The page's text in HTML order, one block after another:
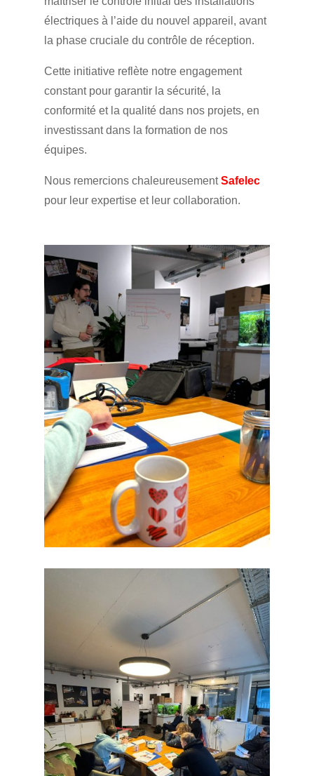
électriques à l’aide du nouvel appareil, avant
la phase cruciale du contrôle de réception.
Cette initiative reflète notre engagement
constant pour garantir la sécurité, la
conformité et la qualité dans nos projets, en
investissant dans la formation de nos
équipes.
Nous remercions chaleureusementSafelec
pour leur expertise et leur collaboration.